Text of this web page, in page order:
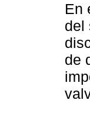
En
del
de